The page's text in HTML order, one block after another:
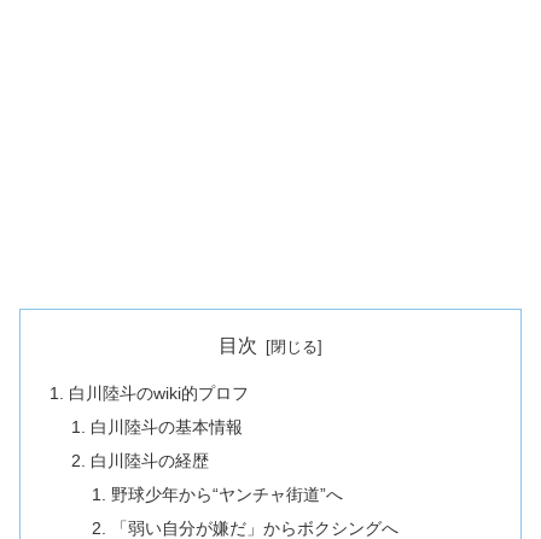
目次
白川陸斗のwiki的プロフ
白川陸斗の基本情報
白川陸斗の経歴
野球少年から“ヤンチャ街道”へ
「弱い自分が嫌だ」からボクシングへ